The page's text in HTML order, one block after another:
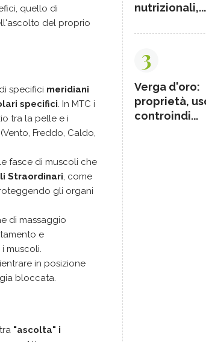
quello di
del proprio
specifici meridiani
specifici. In MTC i
tra la pelle e i
Freddo, Caldo,
fasce di muscoli che
Straordinari, come
gli organi
di massaggio
e
muscoli.
in posizione
bloccata.
"ascolta" i
nutrizionali,...
3
Verga d'oro:
proprietà,
controindi...